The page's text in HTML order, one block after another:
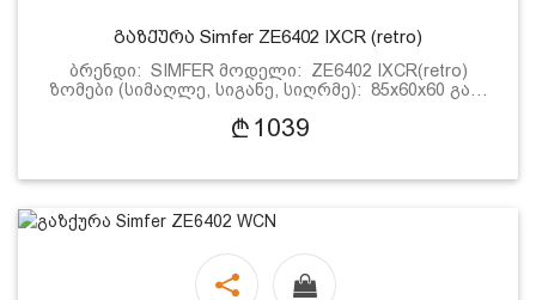
გაზქურა Simfer ZE6402 IXCR (retro)
ბრენდი: SIMFER მოდელი: ZE6402 IXCR(retro)
ზომები (სიმაღლე, სიგანე, სიღრმე): 85x60x60 გა…
1039